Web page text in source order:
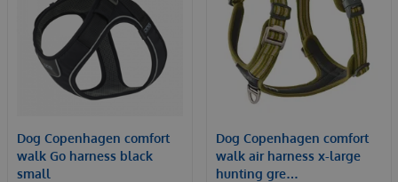
Dog Copenhagen comfort
walk Go harness black
small
Dog Copenhagen comfort
walk air harness x-large
hunting gre…